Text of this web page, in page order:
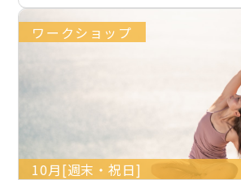
ワークショップ
10月[週末・祝日]